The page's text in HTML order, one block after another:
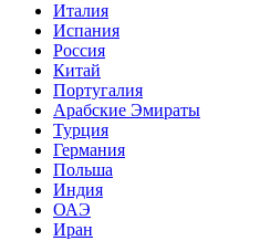
Италия
Испания
Россия
Китай
Португалия
Арабские Эмираты
Турция
Германия
Польша
Индия
ОАЭ
Иран